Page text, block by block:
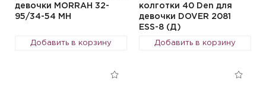
девочки MORRAH 32-
95/34-54 MH
Добавить в корзину
колготки 40 Den для
девочки DOVER 2081
ESS-8 (Д)
Добавить в корзину